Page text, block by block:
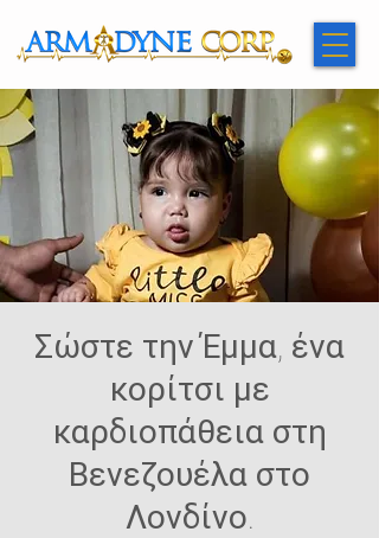
Σώστε την Έμμα, ένα
κορίτσι με
καρδιοπάθεια στη
Βενεζουέλα στο
Λονδίνο.